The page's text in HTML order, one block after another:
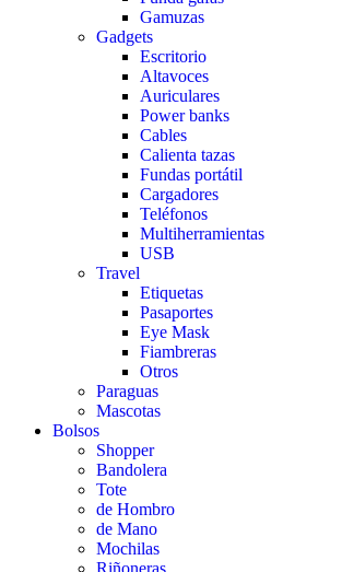
Gamuzas
Gadgets
Escritorio
Altavoces
Auriculares
Power banks
Cables
Calienta tazas
Fundas portátil
Cargadores
Teléfonos
Multiherramientas
USB
Travel
Etiquetas
Pasaportes
Eye Mask
Fiambreras
Otros
Paraguas
Mascotas
Bolsos
Shopper
Bandolera
Tote
de Hombro
de Mano
Mochilas
Riñoneras